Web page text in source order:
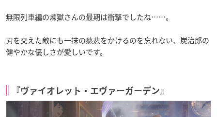
無限列車編の煉獄さんの最期は衝撃でしたね……。
刃を交えた敵にも一抹の慈悲をかけるのを忘れない、炭治郎の
健やかな優しさが愛しいです。
『ヴァイオレット・エヴァーガーデン』